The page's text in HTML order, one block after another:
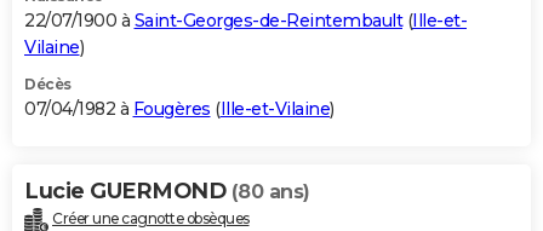
22/07/1900 à Saint-Georges-de-Reintembault(Ille-et-
Vilaine)
Décès
07/04/1982 à Fougères (Ille-et-Vilaine)
Lucie GUERMOND (80 ans)
Créer une cagnotte obsèques